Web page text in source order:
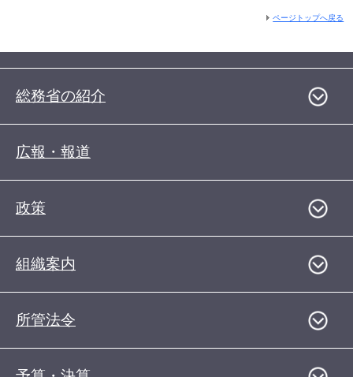
ページトップへ戻る
総務省の紹介
広報・報道
政策
組織案内
所管法令